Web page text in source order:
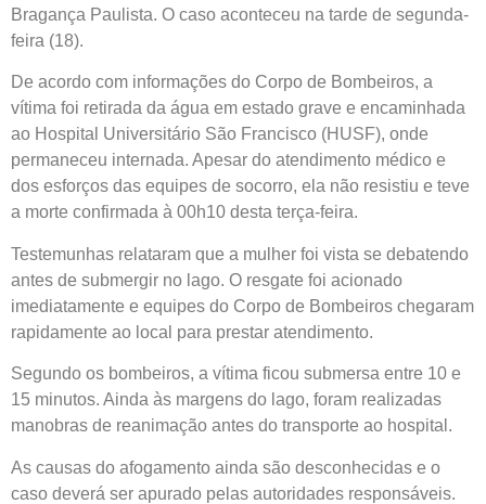
Bragança Paulista. O caso aconteceu na tarde de segunda-
feira (18).
De acordo com informações do Corpo de Bombeiros, a
vítima foi retirada da água em estado grave e encaminhada
ao Hospital Universitário São Francisco (HUSF), onde
permaneceu internada. Apesar do atendimento médico e
dos esforços das equipes de socorro, ela não resistiu e teve
a morte confirmada à 00h10 desta terça-feira.
Testemunhas relataram que a mulher foi vista se debatendo
antes de submergir no lago. O resgate foi acionado
imediatamente e equipes do Corpo de Bombeiros chegaram
rapidamente ao local para prestar atendimento.
Segundo os bombeiros, a vítima ficou submersa entre 10 e
15 minutos. Ainda às margens do lago, foram realizadas
manobras de reanimação antes do transporte ao hospital.
As causas do afogamento ainda são desconhecidas e o
caso deverá ser apurado pelas autoridades responsáveis.